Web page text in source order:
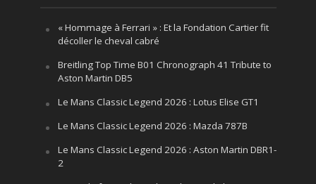
« Hommage à Ferrari » : Et la Fondation Cartier fit
décoller le cheval cabré
Breitling Top Time B01 Chronograph 41 Tribute to
Aston Martin DB5
Le Mans Classic Legend 2026 : Lotus Elise GT1
Le Mans Classic Legend 2026 : Mazda 787B
Le Mans Classic Legend 2026 : Aston Martin DBR1-
2